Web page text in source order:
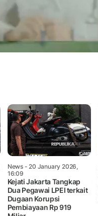
News- 20 January 2026,
16:09
Kejati Jakarta Tangkap
Dua Pegawai LPEI terkait
Dugaan Korupsi
Pembiayaan Rp 919